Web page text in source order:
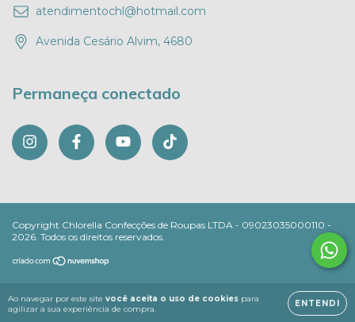
Ao navegar por este site você aceita o uso de cookies para
agilizar a sua experiência de compra.
ENTENDI
atendimentochl@hotmail.com
Avenida Cesário Alvim, 4680
Permaneça conectado
Copyright Chlorella Confecções de Roupas LTDA - 09023035000110 -
2026. Todos os direitos reservados.